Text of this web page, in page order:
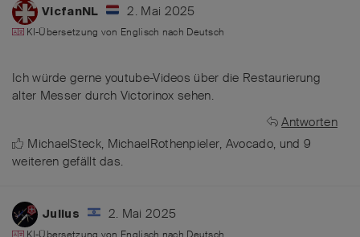
VicfanNL 2. Mai 2025
KI-Übersetzung von Englisch nach Deutsch
Ich würde gerne youtube-Videos über die Restaurierung
alter Messer durch Victorinox sehen.
Antworten
MichaelSteck, MichaelRothenpieler, Avocado, und 9
weiteren gefällt das.
Julius 2. Mai 2025